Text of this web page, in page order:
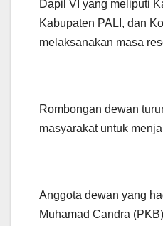
Dapil VI yang meliputi
Kabupaten PALI, dan
melaksanakan masa
Rombongan dewan
masyarakat untuk
Anggota dewan yang
Muhamad Candra